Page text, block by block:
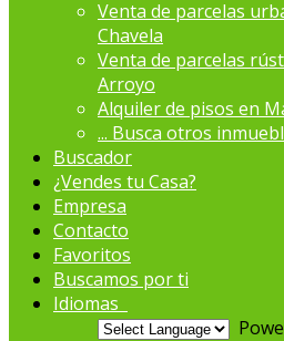
Venta de parcelas
Chavela
Venta de parcelas
Arroyo
Alquiler de pisos en
... Busca otros
Buscador
¿Vendes tu Casa?
Empresa
Contacto
Favoritos
Buscamos por ti
Idiomas